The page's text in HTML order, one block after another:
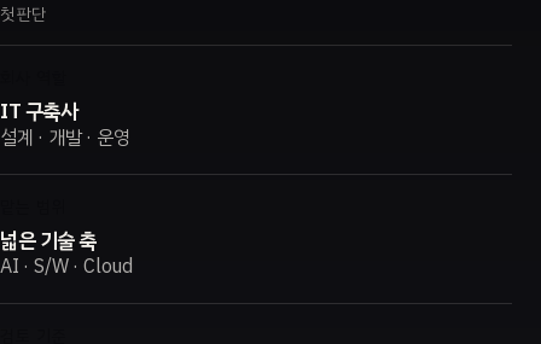
첫 판단
IT 구축사
설계 · 개발 · 운영
넓은 기술 축
AI · S/W · Cloud